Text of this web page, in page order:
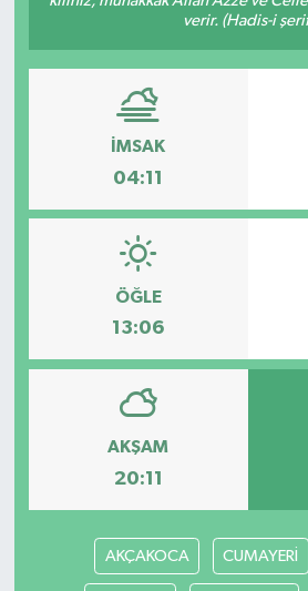
verir. (Hadis-i
İMSAK
04:11
ÖĞLE
13:06
AKŞAM
20:11
AKÇAKOCA CUMAYERİ